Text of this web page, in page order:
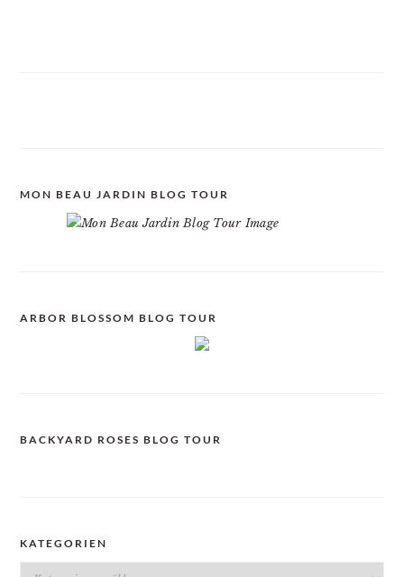
MON BEAU JARDIN BLOG TOUR
ARBOR BLOSSOM BLOG TOUR
BACKYARD ROSES BLOG TOUR
KATEGORIEN
Kategorien